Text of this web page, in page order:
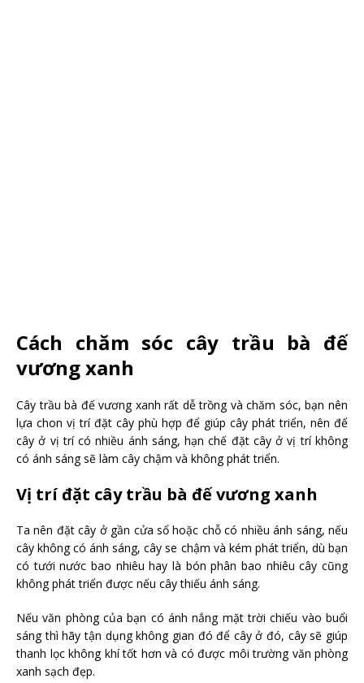
Cách chăm sóc cây trầu bà đế
vương xanh
Cây trầu bà đế vương xanh rất dễ trồng và chăm sóc, bạn nên
lựa chon vị trí đặt cây phù hợp để giúp cây phát triển, nên để
cây ở vị trí có nhiều ánh sáng, hạn chế đặt cây ở vị trí không
có ánh sáng sẽ làm cây chậm và không phát triển.
Vị trí đặt cây trầu bà đế vương xanh
Ta nên đặt cây ở gần cửa sổ hoặc chỗ có nhiều ánh sáng, nếu
cây không có ánh sáng, cây se chậm và kém phát triển, dù bạn
có tưới nước bao nhiêu hay là bón phân bao nhiêu cây cũng
không phát triển được nếu cây thiếu ánh sáng.
Nếu văn phòng của bạn có ánh nắng mặt trời chiếu vào buổi
sáng thì hãy tận dụng không gian đó để cây ở đó, cây sẽ giúp
thanh lọc không khí tốt hơn và có được môi trường văn phòng
xanh sạch đẹp.